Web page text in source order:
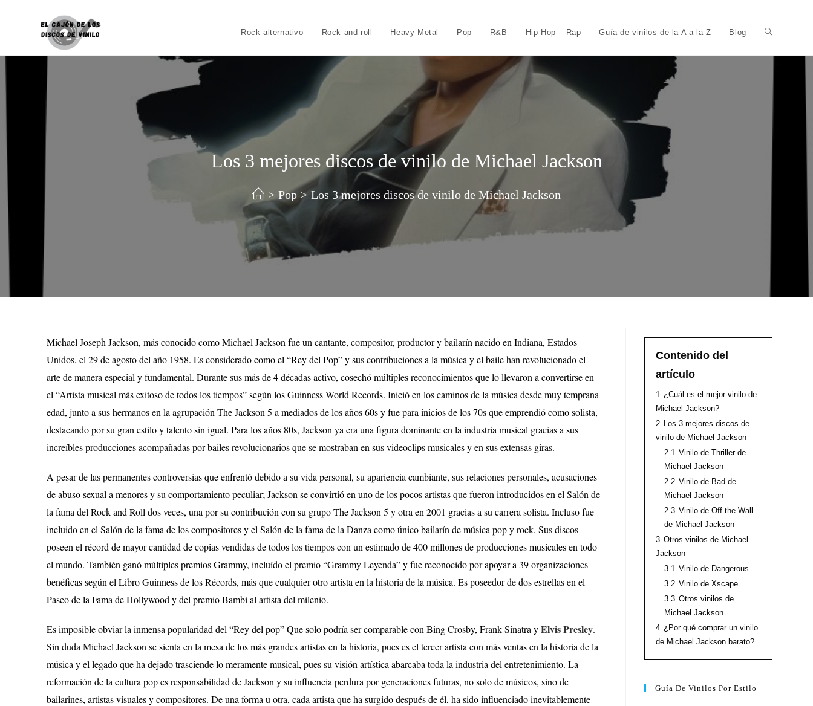
Rock alternativo Rock and roll Heavy Metal Pop R&B Hip Hop – Rap Guía de vinilos de la A a la Z Blog
Los 3 mejores discos de vinilo de Michael Jackson
> Pop > Los 3 mejores discos de vinilo de Michael Jackson
Michael Joseph Jackson, más conocido como Michael Jackson fue un cantante, compositor, productor y bailarín nacido en Indiana, Estados
Unidos, el 29 de agosto del año 1958. Es considerado como el “Rey del Pop” y sus contribuciones a la música y el baile han revolucionado el
arte de manera especial y fundamental. Durante sus más de 4 décadas activo, cosechó múltiples reconocimientos que lo llevaron a convertirse en
el “Artista musical más exitoso de todos los tiempos” según los Guinness World Records. Inició en los caminos de la música desde muy temprana
edad, junto a sus hermanos en la agrupación The Jackson 5 a mediados de los años 60s y fue para inicios de los 70s que emprendió como solista,
destacando por su gran estilo y talento sin igual. Para los años 80s, Jackson ya era una figura dominante en la industria musical gracias a sus
increíbles producciones acompañadas por bailes revolucionarios que se mostraban en sus videoclips musicales y en sus extensas giras.
A pesar de las permanentes controversias que enfrentó debido a su vida personal, su apariencia cambiante, sus relaciones personales, acusaciones
de abuso sexual a menores y su comportamiento peculiar; Jackson se convirtió en uno de los pocos artistas que fueron introducidos en el Salón de
la fama del Rock and Roll dos veces, una por su contribución con su grupo The Jackson 5 y otra en 2001 gracias a su carrera solista. Incluso fue
incluido en el Salón de la fama de los compositores y el Salón de la fama de la Danza como único bailarín de música pop y rock. Sus discos
poseen el récord de mayor cantidad de copias vendidas de todos los tiempos con un estimado de 400 millones de producciones musicales en todo
el mundo. También ganó múltiples premios Grammy, incluído el premio “Grammy Leyenda” y fue reconocido por apoyar a 39 organizaciones
benéficas según el Libro Guinness de los Récords, más que cualquier otro artista en la historia de la música. Es poseedor de dos estrellas en el
Paseo de la Fama de Hollywood y del premio Bambi al artista del milenio.
Es imposible obviar la inmensa popularidad del “Rey del pop” Que solo podría ser comparable con Bing Crosby, Frank Sinatra yElvis Presley.
Sin duda Michael Jackson se sienta en la mesa de los más grandes artistas en la historia, pues es el tercer artista con más ventas en la historia de la
música y el legado que ha dejado trasciende lo meramente musical, pues su visión artística abarcaba toda la industria del entretenimiento. La
reformación de la cultura pop es responsabilidad de Jackson y su influencia perdura por generaciones futuras, no solo de músicos, sino de
bailarines, artistas visuales y compositores. De una forma u otra, cada artista que ha surgido después de él, ha sido influenciado inevitablemente
Contenido del
artículo
1 ¿Cuál es el mejor vinilo de
Michael Jackson?
2 Los 3 mejores discos de
vinilo de Michael Jackson
2.1 Vinilo de Thriller de
Michael Jackson
2.2 Vinilo de Bad de
Michael Jackson
2.3 Vinilo de Off the Wall
de Michael Jackson
3 Otros vinilos de Michael
Jackson
3.1 Vinilo de Dangerous
3.2 Vinilo de Xscape
3.3 Otros vinilos de
Michael Jackson
4 ¿Por qué comprar un vinilo
de Michael Jackson barato?
Guía De Vinilos Por Estilo